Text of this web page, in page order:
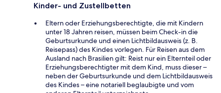
Kinder- und Zustellbetten
Eltern oder Erziehungsberechtigte, die mit Kindern
unter 18 Jahren reisen, müssen beim Check-in die
Geburtsurkunde und einen Lichtbildausweis (z. B.
Reisepass) des Kindes vorlegen. Für Reisen aus dem
Ausland nach Brasilien gilt: Reist nur ein Elternteil oder
Erziehungsberechtigter mit dem Kind, muss dieser –
neben der Geburtsurkunde und dem Lichtbildausweis
des Kindes – eine notariell beglaubigte und vom